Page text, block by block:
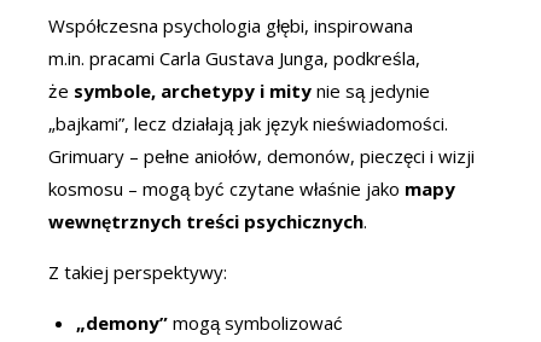
Współczesna psychologia głębi, inspirowana
m.in. pracami Carla Gustava Junga, podkreśla,
że symbole, archetypy i mity nie są jedynie
„bajkami”, lecz działają jak język nieświadomości.
Grimuary – pełne aniołów, demonów, pieczęci i wizji
kosmosu – mogą być czytane właśnie jako mapy
wewnętrznych treści psychicznych.
Z takiej perspektywy:
„demony”mogą symbolizować